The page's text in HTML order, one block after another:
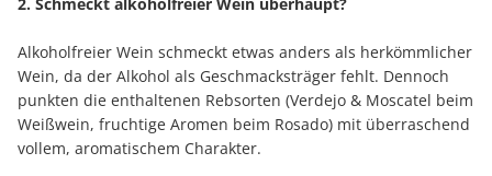
Alkoholfreier Wein schmeckt etwas anders als herkömmlicher
Wein, da der Alkohol als Geschmacksträger fehlt. Dennoch
punkten die enthaltenen Rebsorten (Verdejo & Moscatel beim
Weißwein, fruchtige Aromen beim Rosado) mit überraschend
vollem, aromatischem Charakter.